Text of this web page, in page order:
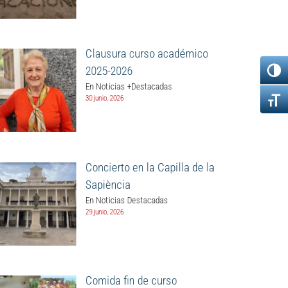
Clausura curso académico
2025-2026
En Noticias +Destacadas
30 junio, 2026
Concierto en la Capilla de la
Sapiència
En Noticias Destacadas
29 junio, 2026
Comida fin de curso